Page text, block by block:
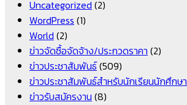
Uncategorized (2)
WordPress (1)
World (2)
ข่าวจัดซื้อจัดจ้าง/ประกวดราคา (2)
ข่าวประชาสัมพันธ์(509)
ข่าวประชาสัมพันธ์สำหรับนักเรียนนักศึกษา
ข่าวรับสมัครงาน (8)